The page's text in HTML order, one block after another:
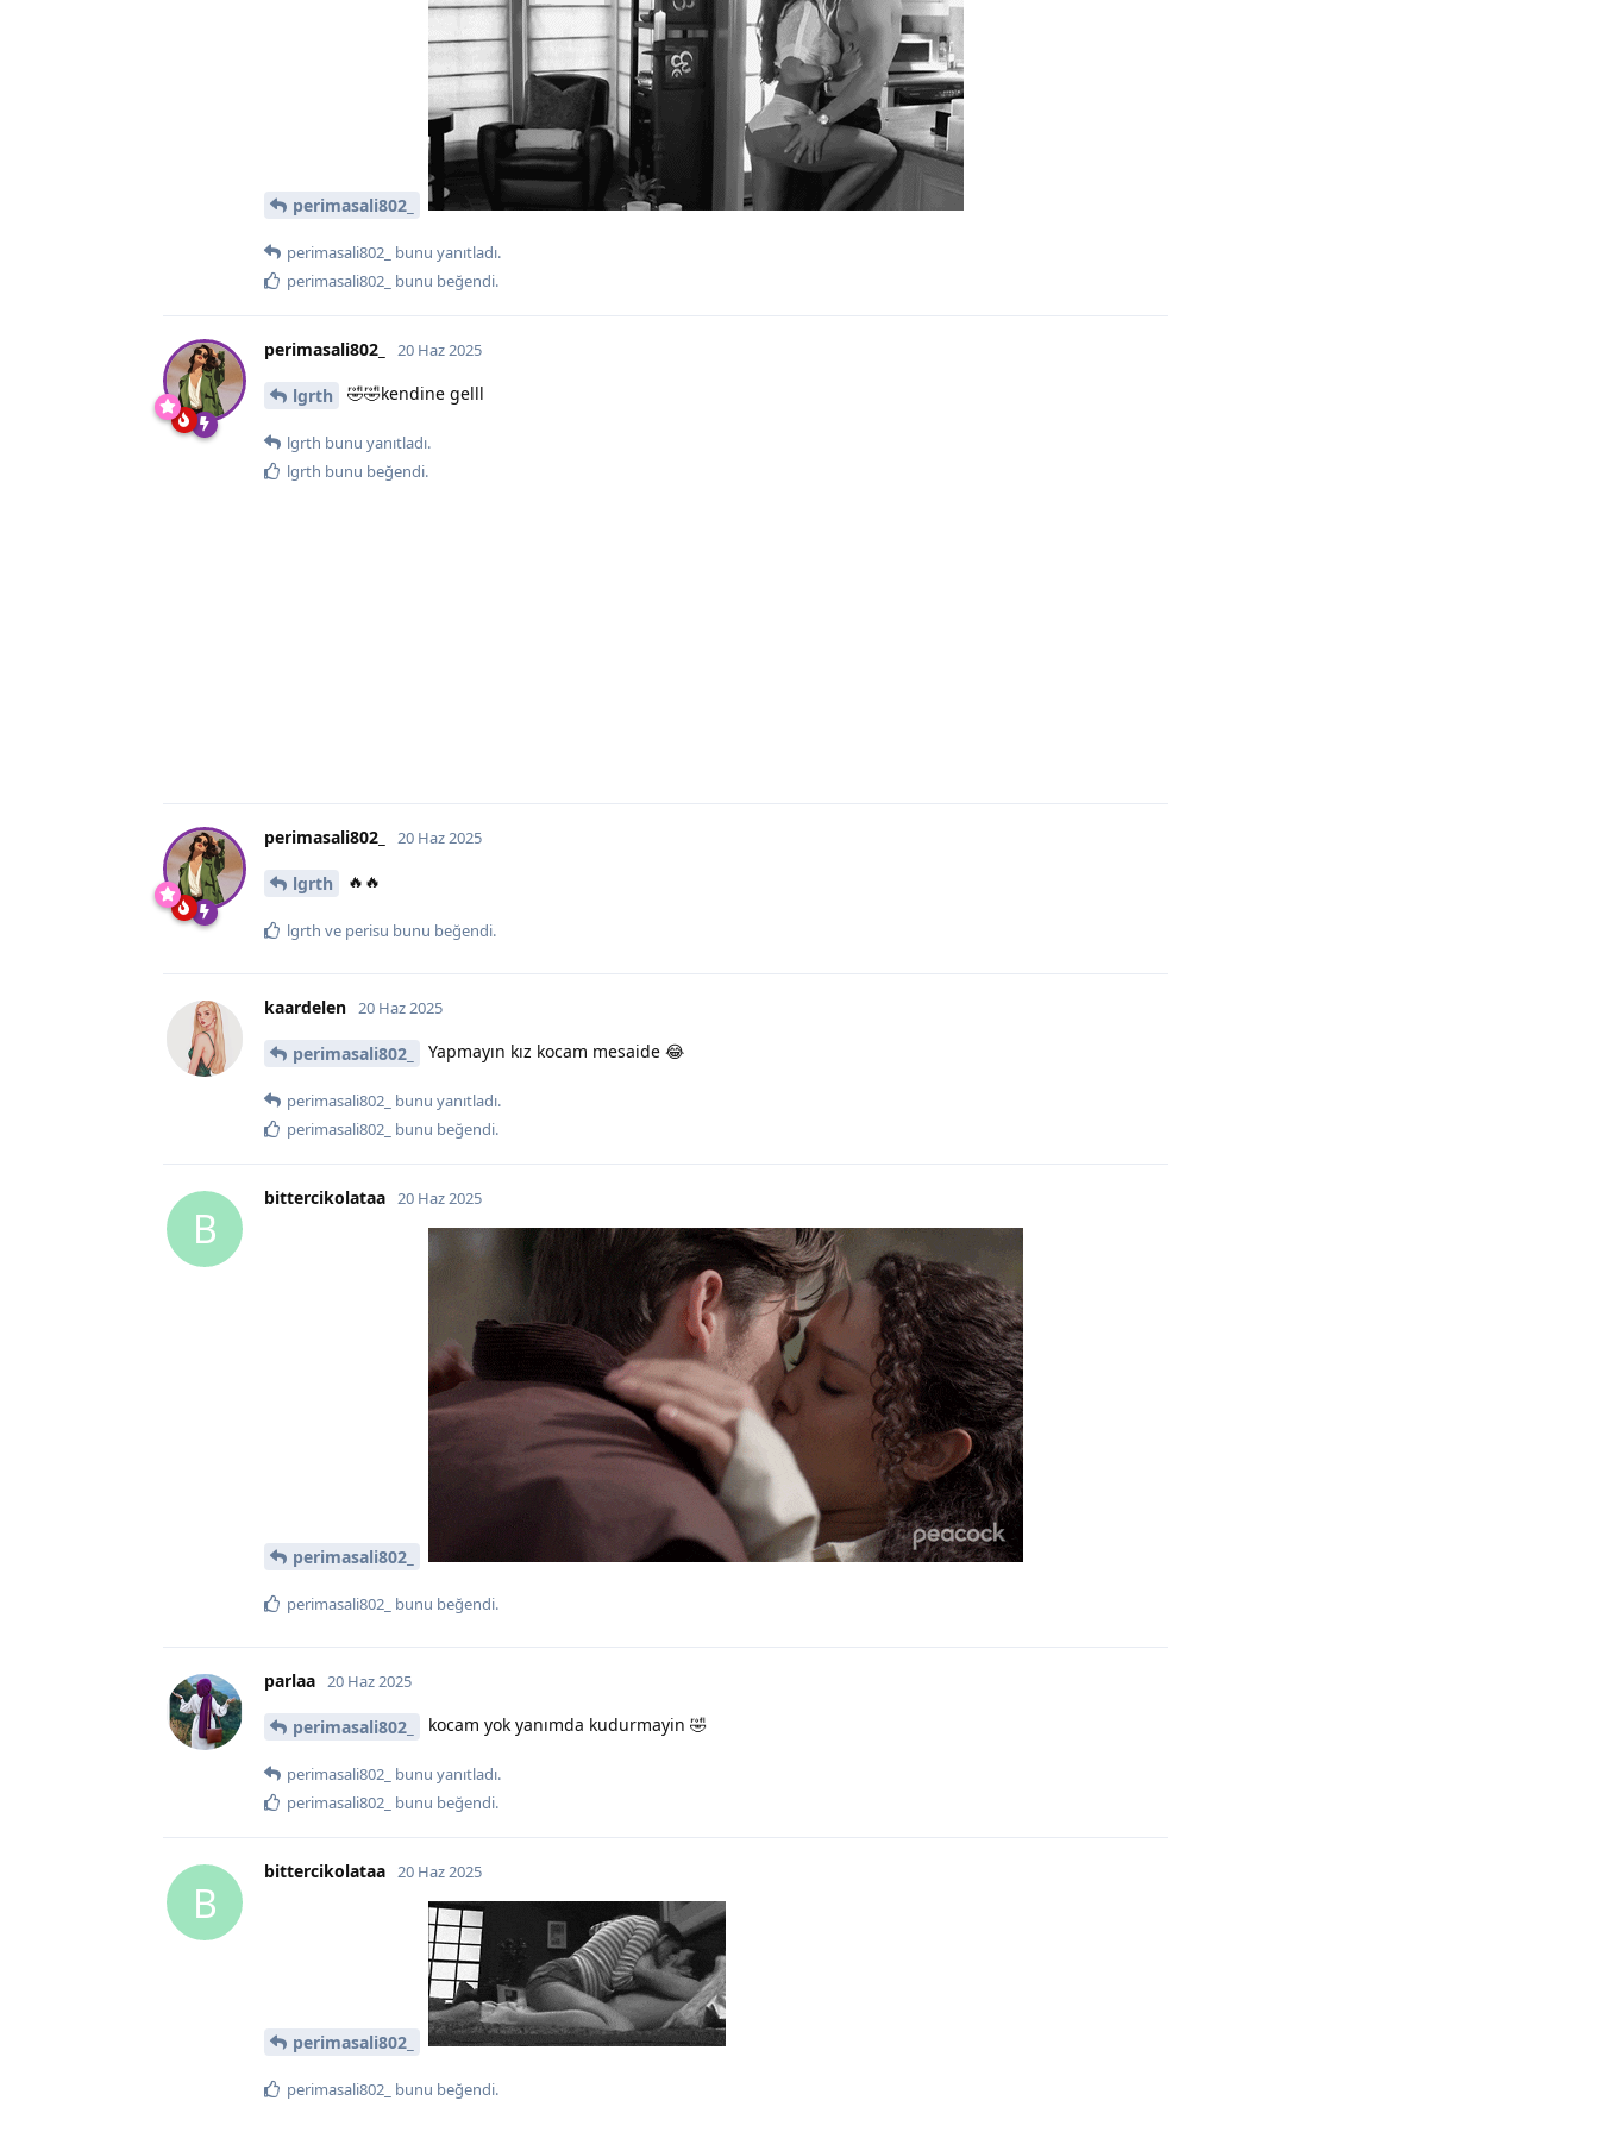
perimasali802_
perimasali802_ bunu yanıtladı.
perimasali802_ bunu beğendi.
perimasali802_ 20 Haz 2025
lgrth 🤣🤣kendine gelll
lgrth bunu yanıtladı.
lgrth bunu beğendi.
perimasali802_ 20 Haz 2025
lgrth 🔥🔥
lgrth ve perisu bunu beğendi.
kaardelen 20 Haz 2025
perimasali802_ Yapmayın kız kocam mesaide 😂
perimasali802_ bunu yanıtladı.
perimasali802_ bunu beğendi.
B
bittercikolataa 20 Haz 2025
perimasali802_
perimasali802_ bunu beğendi.
parlaa 20 Haz 2025
perimasali802_ kocam yok yanımda kudurmayin 🤣
perimasali802_ bunu yanıtladı.
perimasali802_ bunu beğendi.
B
bittercikolataa 20 Haz 2025
perimasali802_
perimasali802_ bunu beğendi.